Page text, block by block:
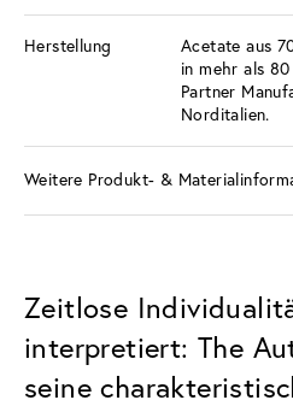
Herstellung
Acetate aus
in mehr als
Partner
Norditalien.
Weitere Produkt- &
Zeitlose
interpretiert: The
seine